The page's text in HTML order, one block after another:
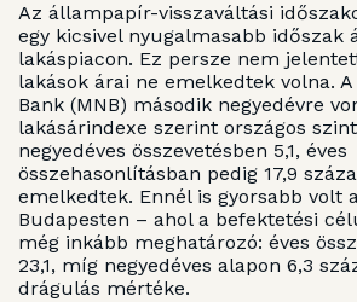
Az állampapír-visszaváltási
egy kicsivel nyugalmasabb időszak
lakáspiacon. Ez persze nem
lakások árai ne emelkedtek volna.
Bank (MNB) második negyedévre
lakásárindexe szerint országos
negyedéves összevetésben 5,1, éves
összehasonlításban pedig 17,9
emelkedtek. Ennél is gyorsabb volt
Budapesten – ahol a befektetési
még inkább meghatározó: éves
23,1, míg negyedéves alapon 6,3
drágulás mértéke.